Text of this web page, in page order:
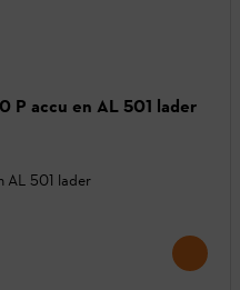
P accu en AL 501 lader
AL 501 lader